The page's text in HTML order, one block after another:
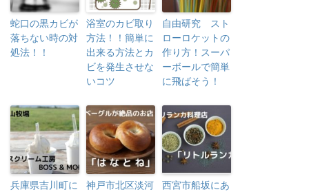
蛇口の黒カビが
落ちない時の対
処法！！
浴室のカビ取り
方法！！簡単に
出来る方法とカ
ビを発生させな
いコツ
自由研究 スト
ローロケットの
作り方！スーパ
ーボールで簡単
に飛ばそう！
兵庫県吉川町に
神戸市北区淡河
西宮市船坂にあ